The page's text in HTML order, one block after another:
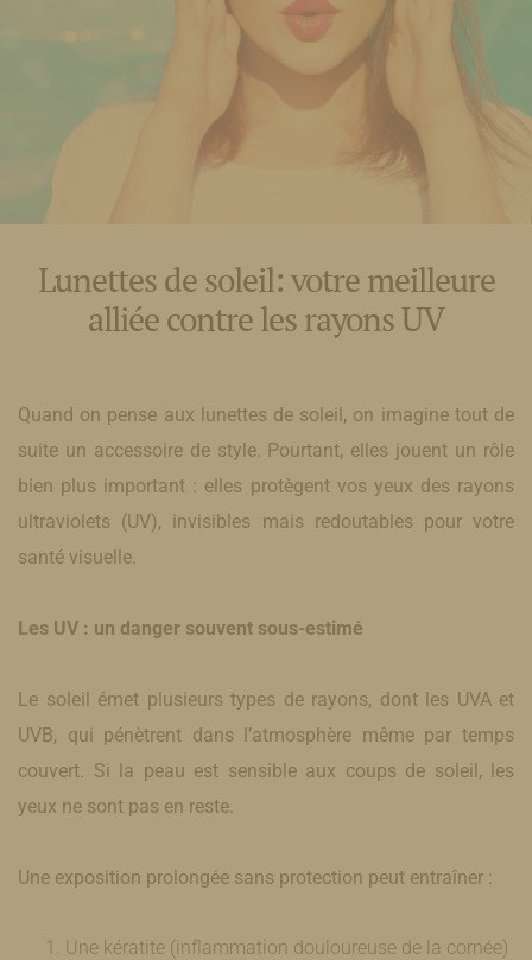
Lunettes de soleil: votre meilleure
alliée contre les rayons UV
Quand on pense aux lunettes de soleil, on imagine tout de
suite un accessoire de style. Pourtant, elles jouent un rôle
bien plus important : elles protègent vos yeux des rayons
ultraviolets (UV), invisibles mais redoutables pour votre
santé visuelle.
Les UV : un danger souvent sous-estimé
Le soleil émet plusieurs types de rayons, dont les UVA et
UVB, qui pénètrent dans l’atmosphère même par temps
couvert. Si la peau est sensible aux coups de soleil, les
yeux ne sont pas en reste.
Une exposition prolongée sans protection peut entraîner :
Une kératite (inflammation douloureuse de la cornée)